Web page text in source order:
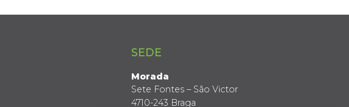
SEDE
Morada
Sete Fontes – São Victor
4710-243 Braga